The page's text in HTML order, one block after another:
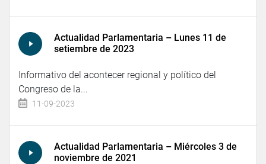
Actualidad Parlamentaria – Lunes 11 de
setiembre de 2023
Informativo del acontecer regional y político del
Congreso de la...
11-09-2023
Actualidad Parlamentaria – Miércoles 3 de
noviembre de 2021